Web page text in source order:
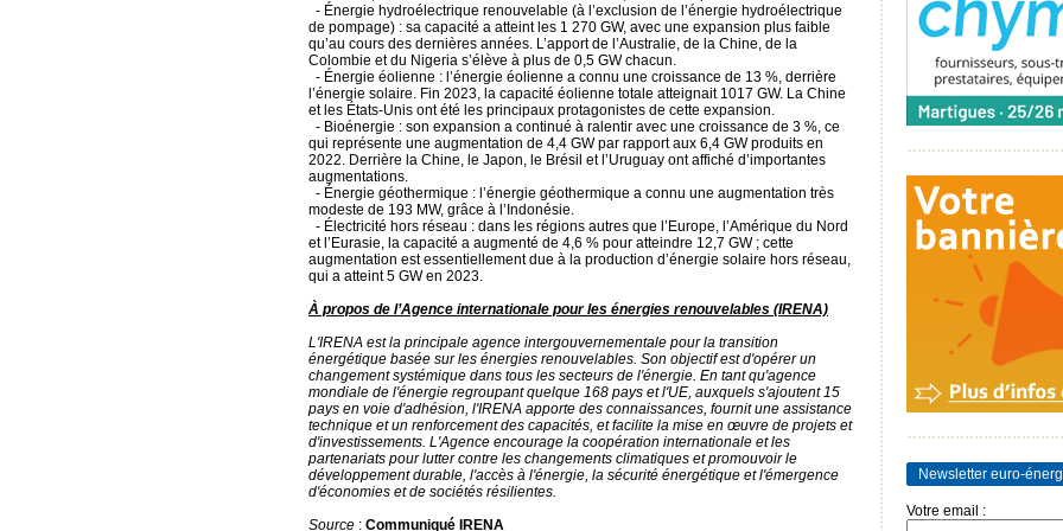
- Énergie hydroélectrique renouvelable (à l’exclusion de l’énergie hydroélectrique
de pompage) : sa capacité a atteint les 1 270 GW, avec une expansion plus faible
qu’au cours des dernières années. L’apport de l’Australie, de la Chine, de la
Colombie et du Nigeria s’élève à plus de 0,5 GW chacun.
- Énergie éolienne : l’énergie éolienne a connu une croissance de 13 %, derrière
l’énergie solaire. Fin 2023, la capacité éolienne totale atteignait 1017 GW. La Chine
et les États-Unis ont été les principaux protagonistes de cette expansion.
- Bioénergie : son expansion a continué à ralentir avec une croissance de 3 %, ce
qui représente une augmentation de 4,4 GW par rapport aux 6,4 GW produits en
2022. Derrière la Chine, le Japon, le Brésil et l’Uruguay ont affiché d’importantes
augmentations.
- Énergie géothermique : l’énergie géothermique a connu une augmentation très
modeste de 193 MW, grâce à l’Indonésie.
- Électricité hors réseau : dans les régions autres que l’Europe, l’Amérique du Nord
et l’Eurasie, la capacité a augmenté de 4,6 % pour atteindre 12,7 GW ; cette
augmentation est essentiellement due à la production d’énergie solaire hors réseau,
qui a atteint 5 GW en 2023.
À propos de l’Agence internationale pour les énergies renouvelables (IRENA)
L'IRENA est la principale agence intergouvernementale pour la transition
énergétique basée sur les énergies renouvelables. Son objectif est d'opérer un
changement systémique dans tous les secteurs de l'énergie. En tant qu'agence
mondiale de l'énergie regroupant quelque 168 pays et l'UE, auxquels s'ajoutent 15
pays en voie d'adhésion, l'IRENA apporte des connaissances, fournit une assistance
technique et un renforcement des capacités, et facilite la mise en œuvre de projets et
d'investissements. L'Agence encourage la coopération internationale et les
partenariats pour lutter contre les changements climatiques et promouvoir le
développement durable, l'accès à l'énergie, la sécurité énergétique et l'émergence
d'économies et de sociétés résilientes.
Source : Communiqué IRENA
Newsletter euro-
Votre email :